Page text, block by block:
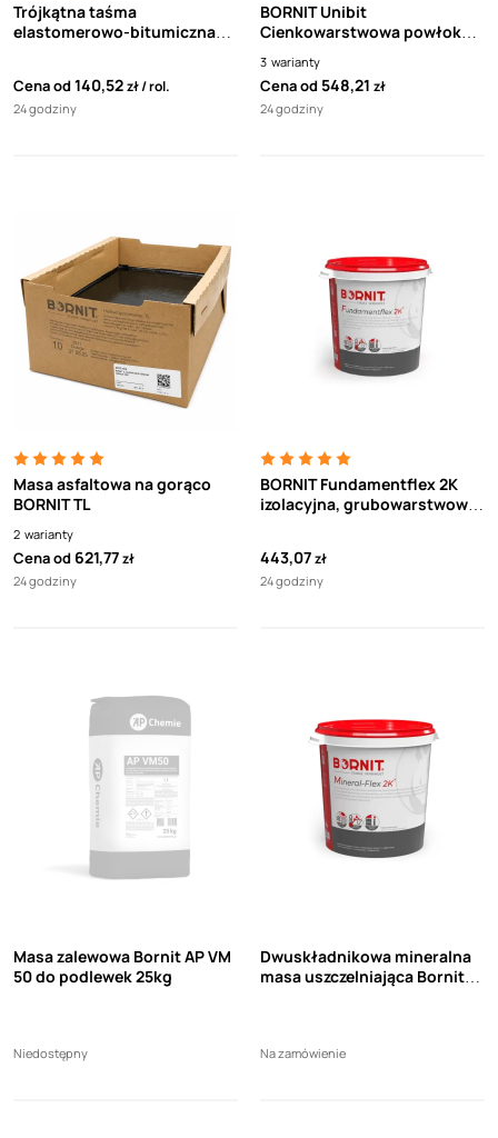
Trójkątna taśma
elastomerowo-bitumiczna
Cena od140,52zł rol.
24 godziny
BORNIT Unibit
Cienkowarstwowa powłoka
3 warianty
Cena od 548,21 zł
24 godziny
Masa asfaltowa na gorąco
BORNIT TL
2 warianty
Cena od 621,77zł
24 godziny
BORNIT Fundamentflex 2K
izolacyjna, grubowarstwowa
443,07zł
24 godziny
Masa zalewowa Bornit AP VM
50 do podlewek 25kg
Niedostępny
Dwuskładnikowa mineralna
masa uszczelniająca Bornit
Na zamówienie